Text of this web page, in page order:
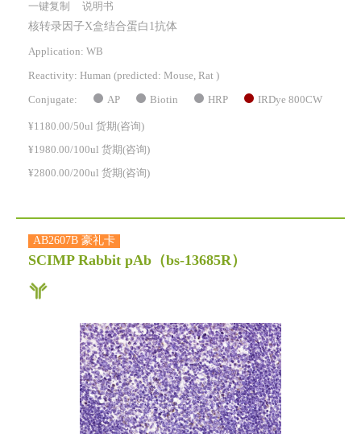
一键复制 说明书
核转录因子X盒结合蛋白1抗体
Application: WB
Reactivity: Human (predicted: Mouse, Rat )
Conjugate: AP Biotin HRP IRDye 800CW
¥1180.00/50ul 货期(咨询)
¥1980.00/100ul 货期(咨询)
¥2800.00/200ul 货期(咨询)
AB2607B 豪礼卡
SCIMP Rabbit pAb （bs-13685R）